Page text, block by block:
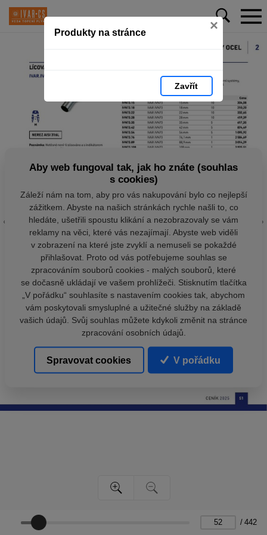
Produkty na stránce ×
Zavřít
/ 442
Aby web fungoval tak, jak ho znáte (souhlas
s cookies)
Záleží nám na tom, aby pro vás nakupování bylo co nejlepší
zážitkem. Abyste na našich stránkách rychle našli to, co
hledáte, ušetřili spoustu klikání a nezobrazovaly se vám
reklamy na věci, které vás nezajímají. Abyste web viděli
v zobrazení na které jste zvyklí a nemuseli se pokaždé
přihlašovat. Proto od vás potřebujeme souhlas se
zpracováním souborů cookies - malých souborů, které
se dočasně ukládají ve vašem prohlížeči. Stisknutím tlačítka
„V pořádku“ souhlasíte s nastavením cookies tak, abychom
vám poskytovali smysluplné a užitečné služby na základě
vašich údajů. Svůj souhlas můžete kdykoli změnit na stránce
zpracování osobních údajů.
Spravovat cookies V pořádku